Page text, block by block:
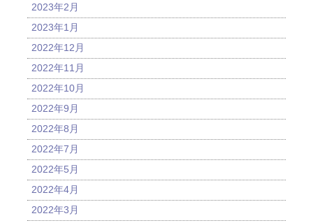
2023年2月
2023年1月
2022年12月
2022年11月
2022年10月
2022年9月
2022年8月
2022年7月
2022年5月
2022年4月
2022年3月